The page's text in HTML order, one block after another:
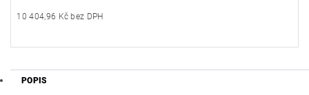
10 404,96 Kč bez DPH
POPIS